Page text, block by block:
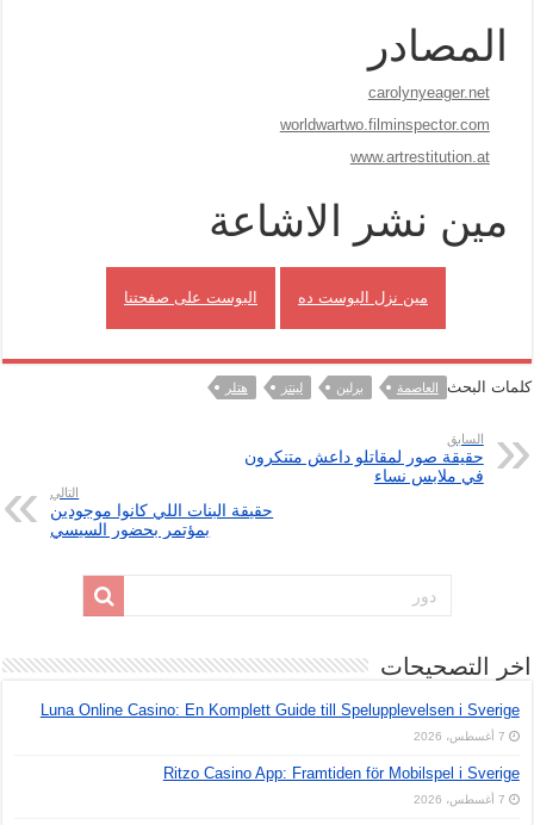
المصادر
carolynyeager.net
worldwartwo.filminspector.com
www.artrestitution.at
مين نشر الاشاعة
مين نزل البوست ده البوست على صفحتنا
كلمات البحث العاصمة برلين لينتز هتلر
السابق
حقيقة صور لمقاتلو داعش متنكرون
في ملابس نساء
التالي
حقيقة البنات اللي كانوا موجودين
بمؤتمر بحضور السيسي
اخر التصحيحات
Luna Online Casino: En Komplett Guide till Spelupplevelsen i Sverige
7 أغسطس، 2026
Ritzo Casino App: Framtiden för Mobilspel i Sverige
7 أغسطس، 2026